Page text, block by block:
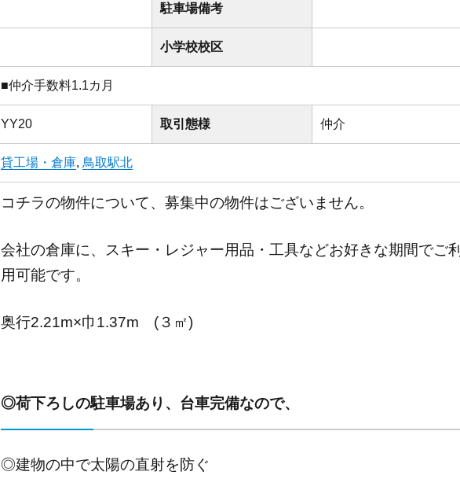
駐車場備考
小学校校区
■仲介手数料1.1カ月
YY20 取引態様 仲介
貸工場・倉庫, 鳥取駅北
コチラの物件について、募集中の物件はございません。
会社の倉庫に、スキー・レジャー用品・工具などお好きな期間でご利
用可能です。
奥行2.21m×巾1.37m (３㎡)
◎荷下ろしの駐車場あり、台車完備なので、
◎建物の中で太陽の直射を防ぐ